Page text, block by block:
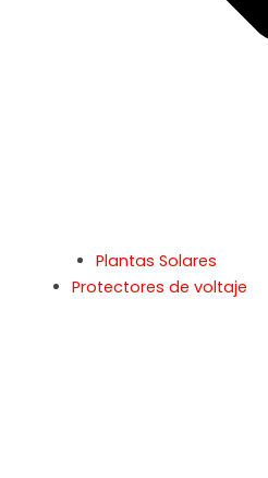
Plantas Solares
Protectores de voltaje